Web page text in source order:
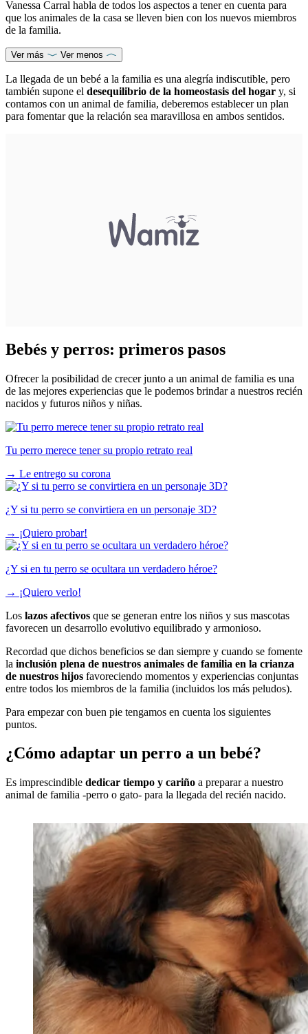
Vanessa Carral habla de todos los aspectos a tener en cuenta para
que los animales de la casa se lleven bien con los nuevos miembros
de la familia.
Ver más Ver menos
La llegada de un bebé a la familia es una alegría indiscutible, pero
también supone el desequilibrio de la homeostasis del hogar y, si
contamos con un animal de familia, deberemos establecer un plan
para fomentar que la relación sea maravillosa en ambos sentidos.
Bebés y perros: primeros pasos
Ofrecer la posibilidad de crecer junto a un animal de familia es una
de las mejores experiencias que le podemos brindar a nuestros recién
nacidos y futuros niños y niñas.
Tu perro merece tener su propio retrato real
→ Le entrego su corona
¿Y si tu perro se convirtiera en un personaje 3D?
→ ¡Quiero probar!
¿Y si en tu perro se ocultara un verdadero héroe?
→ ¡Quiero verlo!
Los lazos afectivos que se generan entre los niños y sus mascotas
favorecen un desarrollo evolutivo equilibrado y armonioso.
Recordad que dichos beneficios se dan siempre y cuando se fomente
la inclusión plena de nuestros animales de familia en la crianza
de nuestros hijos favoreciendo momentos y experiencias conjuntas
entre todos los miembros de la familia (incluidos los más peludos).
Para empezar con buen pie tengamos en cuenta los siguientes
puntos.
¿Cómo adaptar un perro a un bebé?
Es imprescindible dedicar tiempo y cariño a preparar a nuestro
animal de familia -perro o gato- para la llegada del recién nacido.